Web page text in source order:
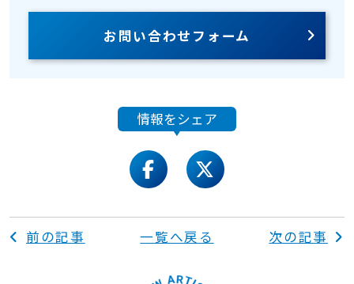
お問い合わせフォーム
情報をシェア
facebooktwitter
前の記事 一覧へ戻る 次の記事